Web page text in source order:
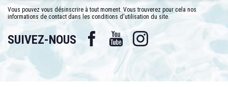
Vous pouvez vous désinscrire à tout moment. Vous trouverez pour cela nos
informations de contact dans les conditions d'utilisation du site.
SUIVEZ-NOUS Facebook YouTube Instagram